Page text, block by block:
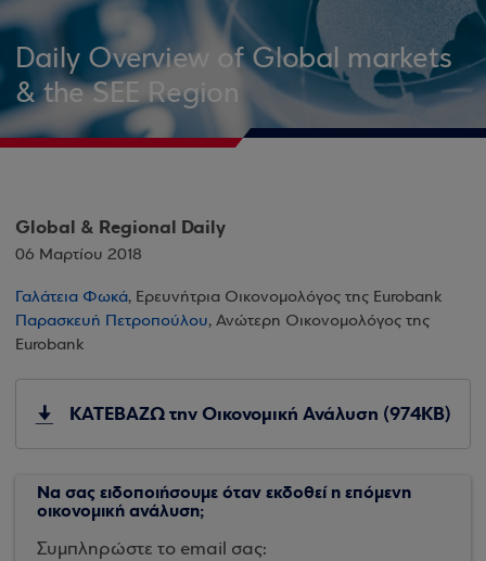
Daily Overview of Global markets
& the SEE Region
Global & Regional Daily
06 Μαρτίου 2018
Γαλάτεια Φωκά, Ερευνήτρια Οικονομολόγος της Eurobank
Παρασκευή Πετροπούλου, Ανώτερη Οικονομολόγος της
Eurobank
ΚΑΤΕΒΑΖΩ την Οικονομική Ανάλυση (974KB)
Να σας ειδοποιήσουμε όταν εκδοθεί η επόμενη
οικονομική ανάλυση;
Συμπληρώστε το email σας: